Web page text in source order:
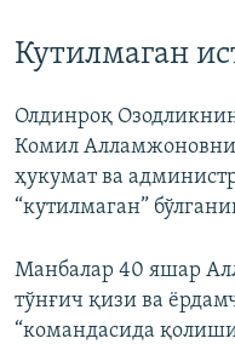
Кутилмаган
Олдинроқ
Комил
ҳукумат ва
“кутилмаган”
Манбалар 40 яшар
тўнғич қизи ва
“командасида